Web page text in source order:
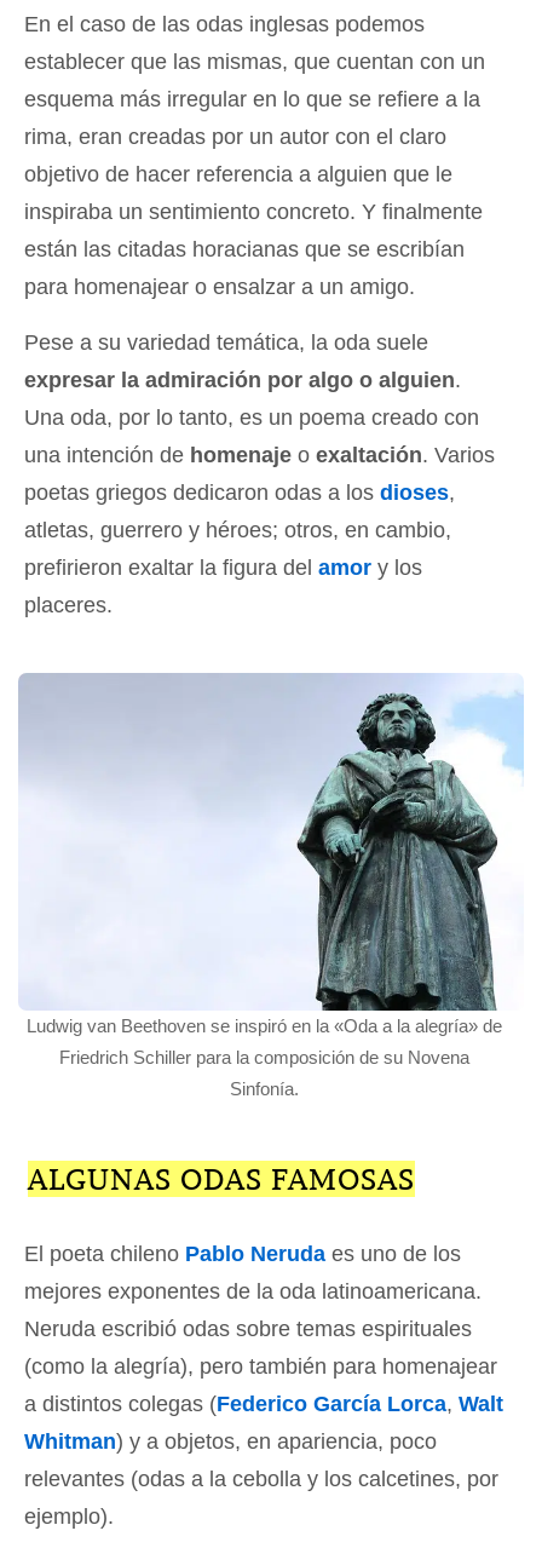
En el caso de las odas inglesas podemos
establecer que las mismas, que cuentan con un
esquema más irregular en lo que se refiere a la
rima, eran creadas por un autor con el claro
objetivo de hacer referencia a alguien que le
inspiraba un sentimiento concreto. Y finalmente
están las citadas horacianas que se escribían
para homenajear o ensalzar a un amigo.
Pese a su variedad temática, la oda suele
expresar la admiración por algo o alguien.
Una oda, por lo tanto, es un poema creado con
una intención de homenaje o exaltación. Varios
poetas griegos dedicaron odas a los dioses,
atletas, guerrero y héroes; otros, en cambio,
prefirieron exaltar la figura del amor y los
placeres.
Ludwig van Beethoven se inspiró en la «Oda a la alegría» de
Friedrich Schiller para la composición de su Novena
Sinfonía.
ALGUNAS ODAS FAMOSAS
El poeta chileno Pablo Neruda es uno de los
mejores exponentes de la oda latinoamericana.
Neruda escribió odas sobre temas espirituales
(como la alegría), pero también para homenajear
a distintos colegas (Federico García Lorca, Walt
Whitman) y a objetos, en apariencia, poco
relevantes (odas a la cebolla y los calcetines, por
ejemplo).